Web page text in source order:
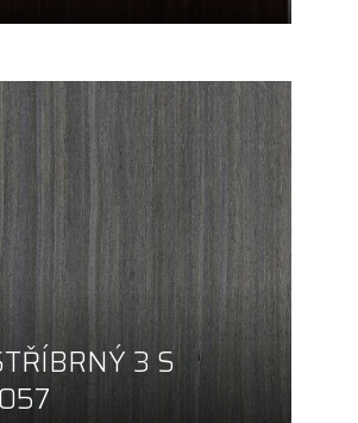
3 S